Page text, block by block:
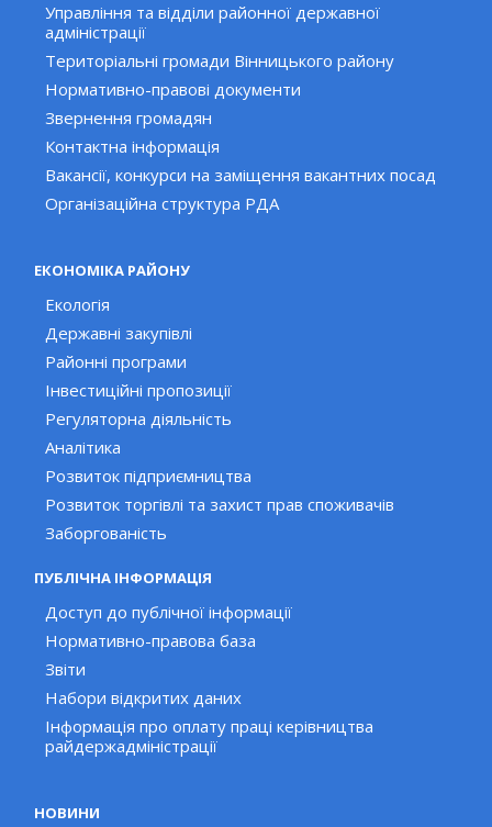
Управління та відділи районної державної
адміністрації
Територіальні громади Вінницького району
Нормативно-правові документи
Звернення громадян
Контактна інформація
Вакансії, конкурси на заміщення вакантних посад
Організаційна структура РДА
ЕКОНОМІКА РАЙОНУ
Екологія
Державні закупівлі
Районні програми
Інвестиційні пропозиції
Регуляторна діяльність
Аналітика
Розвиток підприємництва
Розвиток торгівлі та захист прав споживачів
Заборгованість
ПУБЛІЧНА ІНФОРМАЦІЯ
Доступ до публічної інформації
Нормативно-правова база
Звіти
Набори відкритих даних
Інформація про оплату праці керівництва
райдержадміністрації
НОВИНИ